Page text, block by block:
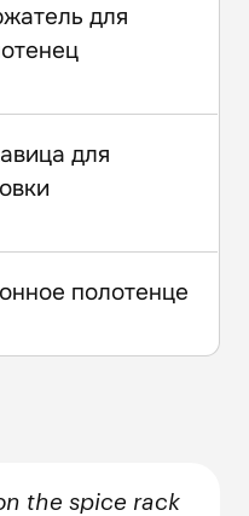
для
для
полотенце
the spice rack